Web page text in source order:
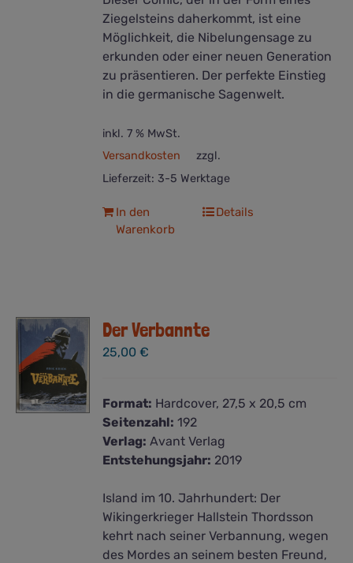
Ziegelsteins daherkommt, ist eine
Möglichkeit, die Nibelungensage zu
erkunden oder einer neuen Generation
zu präsentieren. Der perfekte Einstieg
in die germanische Sagenwelt.
inkl. 7 % MwSt.
zzgl.
Versandkosten
Lieferzeit: 3-5 Werktage
In den
Warenkorb
Details
Der Verbannte
25,00€
Format: Hardcover, 27,5 x 20,5 cm
Seitenzahl: 192
Verlag: Avant Verlag
Entstehungsjahr: 2019
Island im 10. Jahrhundert: Der
Wikingerkrieger Hallstein Thordsson
kehrt nach seiner Verbannung, wegen
des Mordes an seinem besten Freund,